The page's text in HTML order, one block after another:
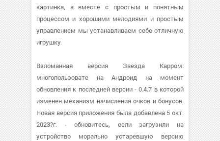
картинка, а вместе с простым и понятным
процессом и хорошими мелодиями и простым
управлением мы устанавливаем себе отличную
игрушку.
Взломанная версия Звезда Карром:
многопользовате на Андроид на момент
обновления к последней версии - 0.4.7 в которой
изменен механизм начисления очков и бонусов.
Новая версия приложения была добавлена 5 окт.
2023?г. - обновитесь, если загрузили на
устройство морально устаревшую версию